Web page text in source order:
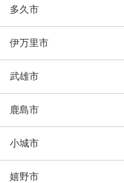
多久市
伊万里市
武雄市
鹿島市
小城市
嬉野市